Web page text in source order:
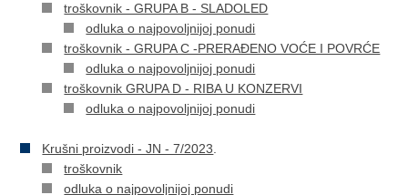
troškovnik - GRUPA B - SLADOLED
odluka o najpovoljnijoj ponudi
troškovnik - GRUPA C -PRERAĐENO VOĆE I POVRĆE
odluka o najpovoljnijoj ponudi
troškovnik GRUPA D - RIBA U KONZERVI
odluka o najpovoljnijoj ponudi
Krušni proizvodi - JN - 7/2023
troškovnik
odluka o najpovoljnijoj ponudi